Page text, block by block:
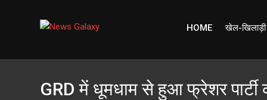
HOME खेल-खिलाड़ी
GRD में धूमधाम से हुआ फ्रेशर